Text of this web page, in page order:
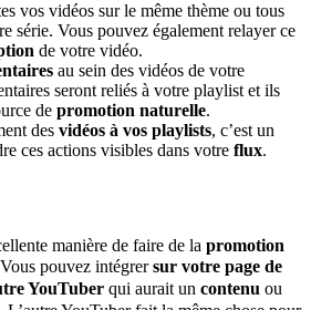
vos vidéos sur le même thème ou tous
série. Vous pouvez également relayer ce
de votre vidéo.
au sein des vidéos de votre
seront reliés à votre playlist et ils
de promotion naturelle.
des vidéos à vos playlists, c’est un
ces actions visibles dans votre flux.
manière de faire de la promotion
pouvez intégrersur votre page de
YouTuber qui aurait un contenu ou